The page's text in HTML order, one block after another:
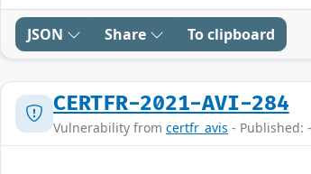
JSON Share To clipboard
CERTFR-2021-AVI-284
Vulnerability from certfr_avis - Published: